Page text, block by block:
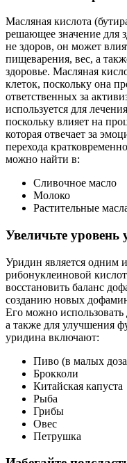
Масляная кислота
решающее значение для
не здоров, он может
пищеварения, вес, а
здоровье. Масляная
клеток, поскольку она
ответственных за
используется для
поскольку влияет на
которая отвечает за
перехода
можно найти в:
Сливочное масло
Молоко
Растительные
Увеличьте уровень
Уридин является одним
рибонуклеиновой
восстановить баланс
созданию новых
Его можно использовать
а также для улучшения
уридина включают:
Пиво (в малых
Брокколи
Китайская капуста
Рыба
Грибы
Овес
Петрушка